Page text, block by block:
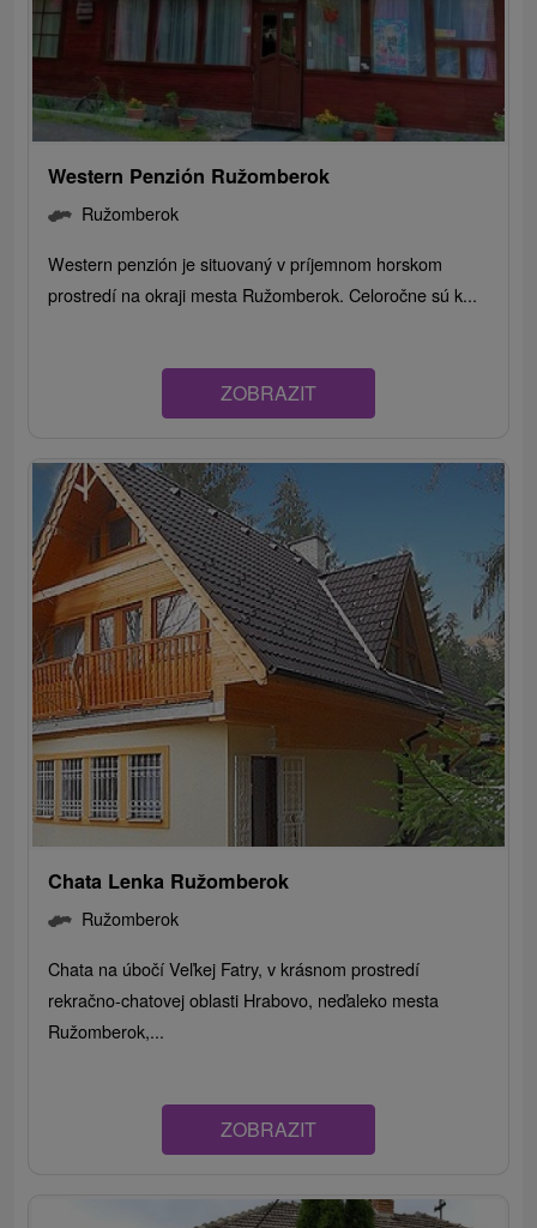
Western Penzión Ružomberok
Ružomberok
Western penzión je situovaný v príjemnom horskom
prostredí na okraji mesta Ružomberok. Celoročne sú k...
ZOBRAZIT
Chata Lenka Ružomberok
Ružomberok
Chata na úbočí Veľkej Fatry, v krásnom prostredí
rekračno-chatovej oblasti Hrabovo, neďaleko mesta
Ružomberok,...
ZOBRAZIT